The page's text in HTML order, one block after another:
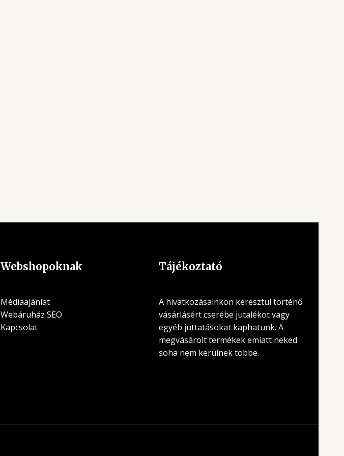
Webshopoknak
Médiaajánlat
Webáruház SEO
Kapcsolat
Tájékoztató
A hivatkozásainkon keresztül történő
vásárlásért cserébe jutalékot vagy
egyéb juttatásokat kaphatunk. A
megvásárolt termékek emiatt neked
soha nem kerülnek többe.